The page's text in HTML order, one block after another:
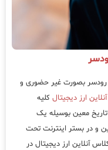
رودسر بصورت غیر حضوری و
ارز دیجیتال کلیه
معین بوسیله یک
و در بستر اینترنت تحت
آنلاین ارز دیجیتال در